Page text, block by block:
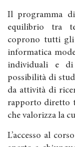
Il programma
equilibrio tra
coprono tutti gli
informatica
individuali e di
possibilità di
da attività di
rapporto diretto
che valorizza la
L’accesso al